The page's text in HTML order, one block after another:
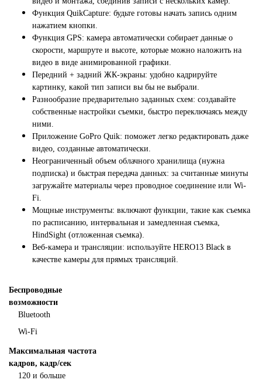
Функция QuikCapture: будьте готовы начать запись одним
нажатием кнопки.
Функция GPS: камера автоматически собирает данные о
скорости, маршруте и высоте, которые можно наложить на
видео в виде анимированной графики.
Передний + задний ЖК-экраны: удобно кадрируйте
картинку, какой тип записи вы бы не выбрали.
Разнообразие предварительно заданных схем: создавайте
собственные настройки съемки, быстро переключаясь между
ними.
Приложение GoPro Quik: поможет легко редактировать даже
видео, созданные автоматически.
Неограниченный объем облачного хранилища (нужна
подписка) и быстрая передача данных: за считанные минуты
загружайте материалы через проводное соединение или Wi-
Fi.
Мощные инструменты: включают функции, такие как съемка
по расписанию, интервальная и замедленная съемка,
HindSight (отложенная съемка).
Веб-камера и трансляции: используйте HERO13 Black в
качестве камеры для прямых трансляций.
Беспроводные
возможности
Bluetooth
Wi-Fi
Максимальная частота
кадров, кадр/сек
120 и больше